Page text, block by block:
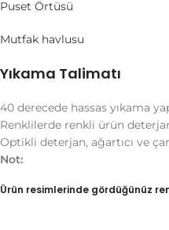
Puset Örtüsü
Mutfak havlusu
Yıkama Talimatı
40 derecede hassas yıkama
Renklilerde renkli ürün
Optikli deterjan, ağartıcı ve
Not:
Ürün resimlerinde gördüğünüz